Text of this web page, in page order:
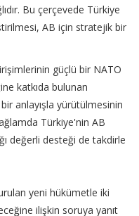
Bu çerçevede Türkiye
AB için stratejik bir
güçlü bir NATO
katkıda bulunan
anlayışla yürütülmesinin
Türkiye'nin AB
değerli desteği de takdirle
yeni hükümetle iki
ilişkin soruya yanıt